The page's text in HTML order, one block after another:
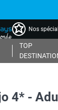
Nos
TOP
4* -